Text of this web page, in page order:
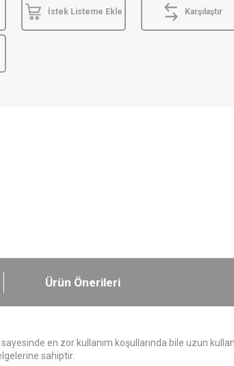
İstek Listeme Ekle Karşılaştır
Ürün Önerileri
en zor kullanım koşullarında bile uzun
sahiptir.